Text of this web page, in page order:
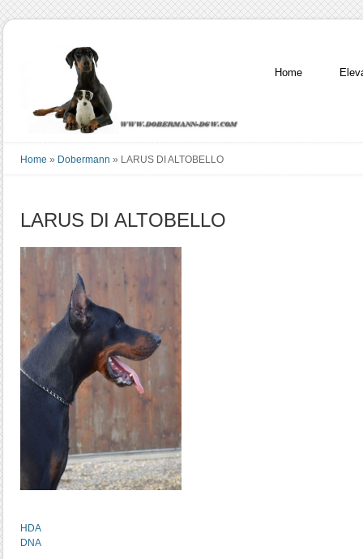
Home
Home » Dobermann » LARUS DI ALTOBELLO
LARUS DI ALTOBELLO
HDA
DNA